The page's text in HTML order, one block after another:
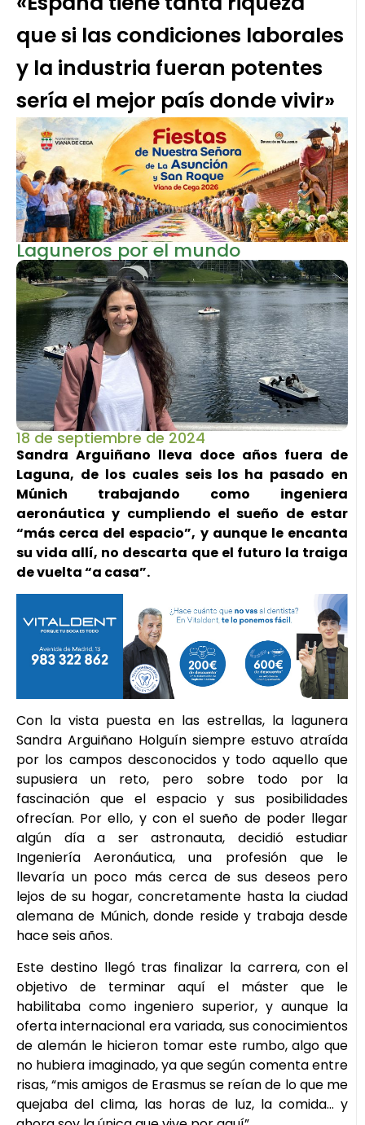
que si las condiciones laborales
y la industria fueran potentes
sería el mejor país donde vivir»
Laguneros por el mundo
18 de septiembre de 2024
Sandra Arguiñano lleva doce años fuera de
Laguna, de los cuales seis los ha pasado en
Múnich trabajando como ingeniera
aeronáutica y cumpliendo el sueño de estar
“más cerca del espacio”, y aunque le encanta
su vida allí, no descarta que el futuro la traiga
de vuelta “a casa”.
Con la vista puesta en las estrellas, la lagunera
Sandra Arguiñano Holguín siempre estuvo atraída
por los campos desconocidos y todo aquello que
supusiera un reto, pero sobre todo por la
fascinación que el espacio y sus posibilidades
ofrecían. Por ello, y con el sueño de poder llegar
algún día a ser astronauta, decidió estudiar
Ingeniería Aeronáutica, una profesión que le
llevaría un poco más cerca de sus deseos pero
lejos de su hogar, concretamente hasta la ciudad
alemana de Múnich, donde reside y trabaja desde
hace seis años.
Este destino llegó tras finalizar la carrera, con el
objetivo de terminar aquí el máster que le
habilitaba como ingeniero superior, y aunque la
oferta internacional era variada, sus conocimientos
de alemán le hicieron tomar este rumbo, algo que
no hubiera imaginado, ya que según comenta entre
risas, “mis amigos de Erasmus se reían de lo que me
quejaba del clima, las horas de luz, la comida… y